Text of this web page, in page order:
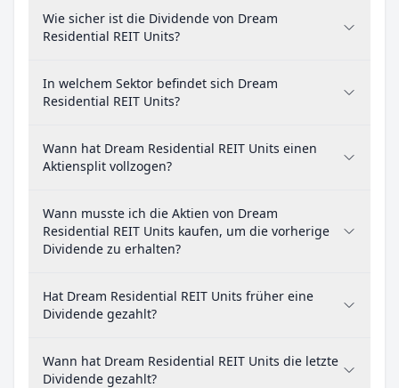
Wie sicher ist die Dividende von Dream
Residential REIT Units?
In welchem Sektor befindet sich Dream
Residential REIT Units?
Wann hat Dream Residential REIT Units einen
Aktiensplit vollzogen?
Wann musste ich die Aktien von Dream
Residential REIT Units kaufen, um die vorherige
Dividende zu erhalten?
Hat Dream Residential REIT Units früher eine
Dividende gezahlt?
Wann hat Dream Residential REIT Units die letzte
Dividende gezahlt?